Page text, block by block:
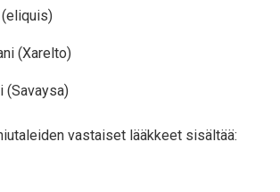
(Xarelto)
(Savaysa)
vastaiset lääkkeet sisältää: